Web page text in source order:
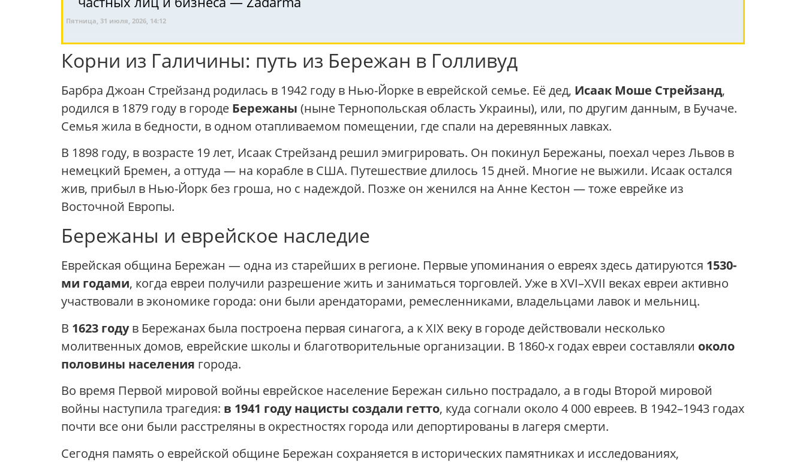
Пятница, 31 июля, 2026, 14:12
Корни из Галичины: путь из Бережан в Голливуд
Барбра Джоан Стрейзанд родилась в 1942 году в Нью-Йорке в еврейской семье. Её дед, Исаак Моше Стрейзанд,
родился в 1879 году в городе Бережаны (ныне Тернопольская область Украины), или, по другим данным, в Бучаче.
Семья жила в бедности, в одном отапливаемом помещении, где спали на деревянных лавках.
В 1898 году, в возрасте 19 лет, Исаак Стрейзанд решил эмигрировать. Он покинул Бережаны, поехал через Львов в
немецкий Бремен, а оттуда — на корабле в США. Путешествие длилось 15 дней. Многие не выжили. Исаак остался
жив, прибыл в Нью-Йорк без гроша, но с надеждой. Позже он женился на Анне Кестон — тоже еврейке из
Восточной Европы.
Бережаны и еврейское наследие
Еврейская община Бережан — одна из старейших в регионе. Первые упоминания о евреях здесь датируются 1530-
ми годами, когда евреи получили разрешение жить и заниматься торговлей. Уже в XVI–XVII веках евреи активно
участвовали в экономике города: они были арендаторами, ремесленниками, владельцами лавок и мельниц.
В 1623 годув Бережанах была построена первая синагога, а к XIX веку в городе действовали несколько
молитвенных домов, еврейские школы и благотворительные организации. В 1860-х годах евреи составляли около
половины населения города.
Во время Первой мировой войны еврейское население Бережан сильно пострадало, а в годы Второй мировой
войны наступила трагедия: в 1941 году нацисты создали гетто, куда согнали около 4 000 евреев. В 1942–1943 годах
почти все они были расстреляны в окрестностях города или депортированы в лагеря смерти.
Сегодня память о еврейской общине Бережан сохраняется в исторических памятниках и исследованиях,